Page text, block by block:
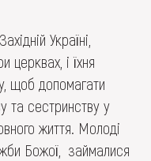
Україні,
церквах, і їхня
щоб допомагати
та сестринству у
життя. Молоді
Божої, займалися